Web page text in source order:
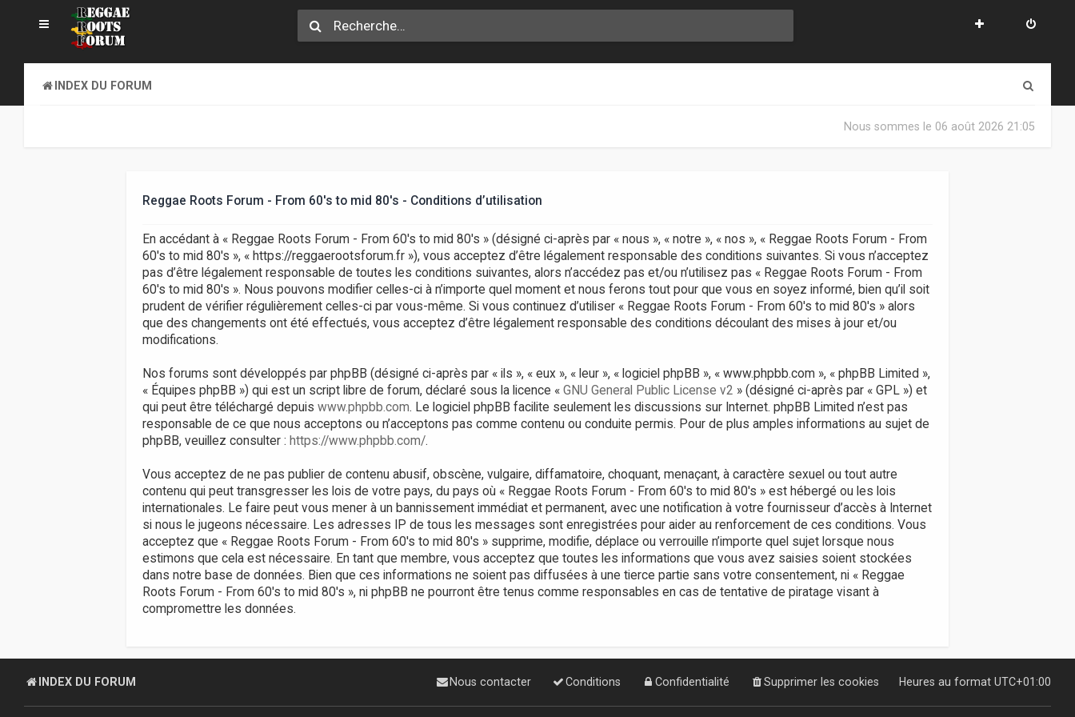
INDEX DU FORUM
Nous sommes le 06 août 2026 21:05
Reggae Roots Forum - From 60's to mid 80's - Conditions d’utilisation
En accédant à « Reggae Roots Forum - From 60's to mid 80's » (désigné ci-après par « nous », « notre », « nos », « Reggae Roots Forum - From
60's to mid 80's », « https://reggaerootsforum.fr »), vous acceptez d’être légalement responsable des conditions suivantes. Si vous n’acceptez
pas d’être légalement responsable de toutes les conditions suivantes, alors n’accédez pas et/ou n’utilisez pas « Reggae Roots Forum - From
60's to mid 80's ». Nous pouvons modifier celles-ci à n’importe quel moment et nous ferons tout pour que vous en soyez informé, bien qu’il soit
prudent de vérifier régulièrement celles-ci par vous-même. Si vous continuez d’utiliser « Reggae Roots Forum - From 60's to mid 80's » alors
que des changements ont été effectués, vous acceptez d’être légalement responsable des conditions découlant des mises à jour et/ou
modifications.
Nos forums sont développés par phpBB (désigné ci-après par « ils », « eux », « leur », « logiciel phpBB », « www.phpbb.com », « phpBB Limited »,
« Équipes phpBB ») qui est un script libre de forum, déclaré sous la licence «GNU General Public License v2 » (désigné ci-après par « GPL ») et
qui peut être téléchargé depuiswww.phpbb.com. Le logiciel phpBB facilite seulement les discussions sur Internet. phpBB Limited n’est pas
responsable de ce que nous acceptons ou n’acceptons pas comme contenu ou conduite permis. Pour de plus amples informations au sujet de
phpBB, veuillez consulter : https://www.phpbb.com/.
Vous acceptez de ne pas publier de contenu abusif, obscène, vulgaire, diffamatoire, choquant, menaçant, à caractère sexuel ou tout autre
contenu qui peut transgresser les lois de votre pays, du pays où « Reggae Roots Forum - From 60's to mid 80's » est hébergé ou les lois
internationales. Le faire peut vous mener à un bannissement immédiat et permanent, avec une notification à votre fournisseur d’accès à Internet
si nous le jugeons nécessaire. Les adresses IP de tous les messages sont enregistrées pour aider au renforcement de ces conditions. Vous
acceptez que « Reggae Roots Forum - From 60's to mid 80's » supprime, modifie, déplace ou verrouille n’importe quel sujet lorsque nous
estimons que cela est nécessaire. En tant que membre, vous acceptez que toutes les informations que vous avez saisies soient stockées
dans notre base de données. Bien que ces informations ne soient pas diffusées à une tierce partie sans votre consentement, ni « Reggae
Roots Forum - From 60's to mid 80's », ni phpBB ne pourront être tenus comme responsables en cas de tentative de piratage visant à
compromettre les données.
INDEX DU FORUM Heures au format UTC+01:00
Supprimer les cookies
Confidentialité
Conditions
Nous contacter